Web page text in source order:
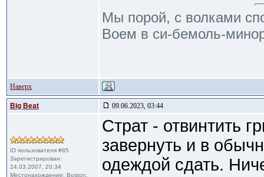
Мы порой, с волками
Воем в си-бемоль-
Наверх
Big Beat 09.06.2023, 03:44
ID пользователя #85
Зарегистрирован:
24.03.2007, 20:34
Местонахождение: Boston,
Страт - отвинтить
завернуть и в
одеждой сдать.